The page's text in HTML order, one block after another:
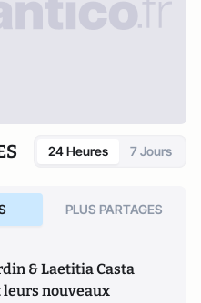
24 Heures 7 Jours
PLUS PARTAGES
& Laetitia Casta
nouveaux